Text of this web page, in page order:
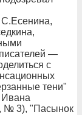
—
с
тени"
№ 3), "Пасынок